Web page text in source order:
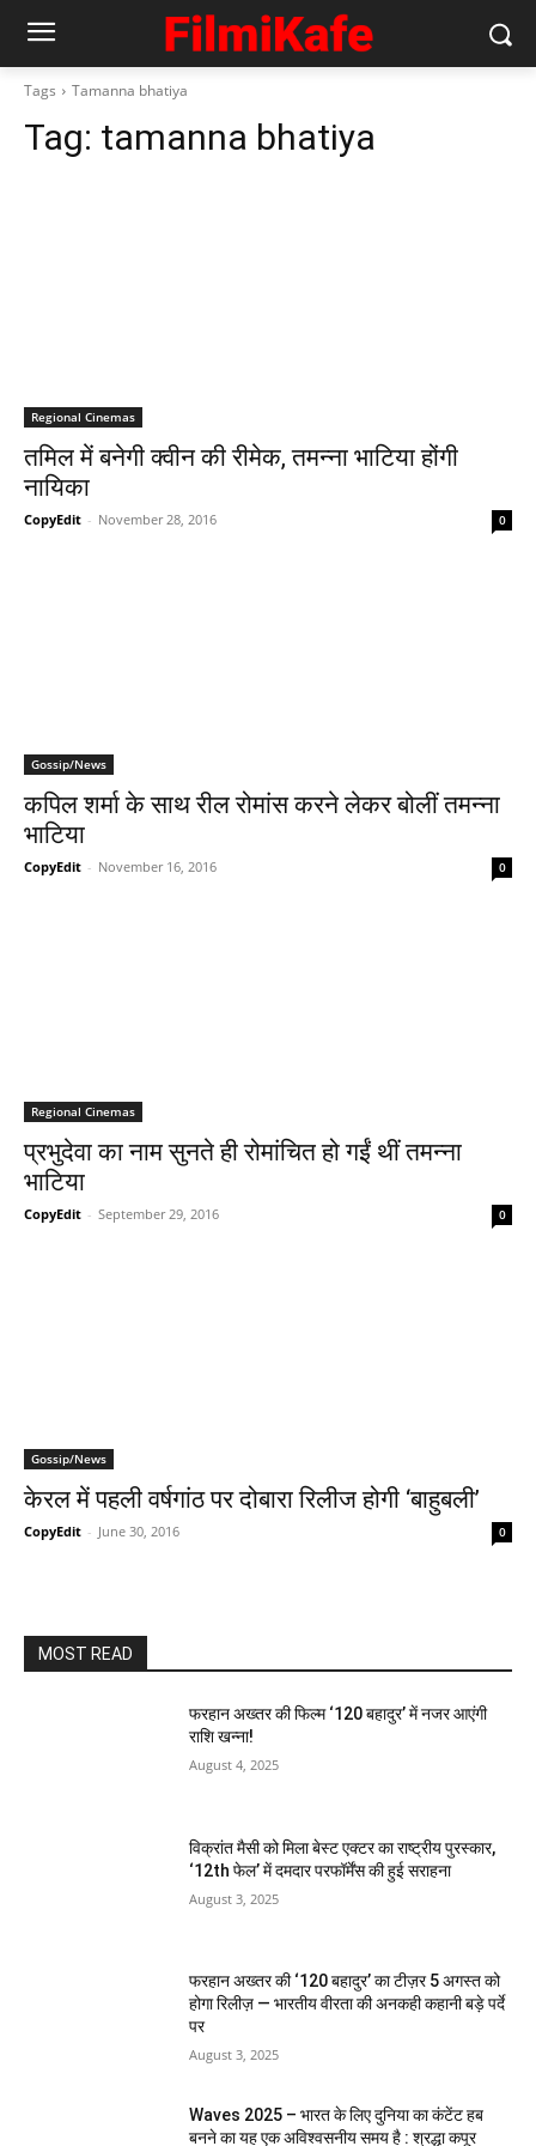
Tags Tamanna bhatiya
Tag: tamanna bhatiya
Regional Cinemas
तमिल में बनेगी क्‍वीन की रीमेक, तमन्‍ना भाटिया होंगी
नायिका
CopyEdit - November 28, 2016 0
Gossip/News
कपिल शर्मा के साथ रील रोमांस करने लेकर बोलीं तमन्‍ना
भाटिया
CopyEdit - November 16, 2016 0
Regional Cinemas
प्रभुदेवा का नाम सुनते ही रोमांचित हो गईं थीं तमन्‍ना
भाटिया
CopyEdit - September 29, 2016 0
Gossip/News
केरल में पहली वर्षगांठ पर दोबारा रिलीज होगी ‘बाहुबली’
CopyEdit - June 30, 2016 0
MOST READ
फरहान अख्तर की फिल्म ‘120 बहादुर’ में नजर आएंगी
राशि खन्ना!
August 4, 2025
विक्रांत मैसी को मिला बेस्ट एक्टर का राष्ट्रीय पुरस्कार,
‘12th फेल’ में दमदार परफॉर्मेंस की हुई सराहना
August 3, 2025
फरहान अख्तर की ‘120 बहादुर’ का टीज़र 5 अगस्त को
होगा रिलीज़ — भारतीय वीरता की अनकही कहानी बड़े पर्दे
पर
August 3, 2025
Waves 2025 – भारत के लिए दुनिया का कंटेंट हब
बनने का यह एक अविश्वसनीय समय है : श्रद्धा कपूर